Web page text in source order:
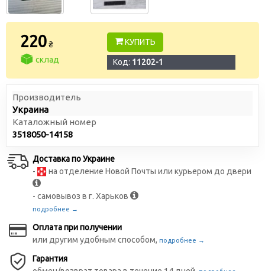
220₴
склад
КУПИТЬ
Код: 11202-1
Производитель
Украина
Каталожный номер
3518050-14158
Доставка по Украине
-
на отделение Новой Почты или курьером до двери
- самовывоз в г. Харьков
подробнее →
Оплата при получении
или другим удобным способом, подробнее →
Гарантия